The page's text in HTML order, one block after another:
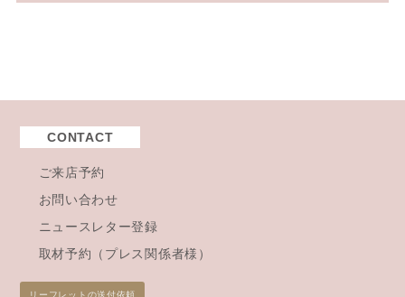
CONTACT
ご来店予約
お問い合わせ
ニュースレター登録
取材予約（プレス関係者様）
リーフレットの送付依頼